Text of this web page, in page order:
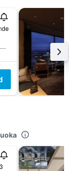
1- 2- 82 Sumiyoshi, Hakata- Ku, Fukuoka, Japan